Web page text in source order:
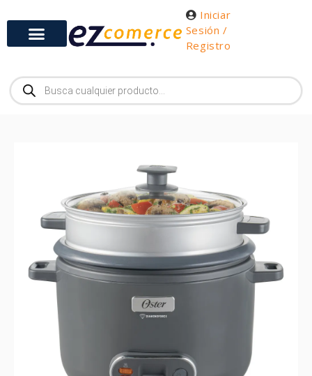
Iniciar
Sesión /
Registro